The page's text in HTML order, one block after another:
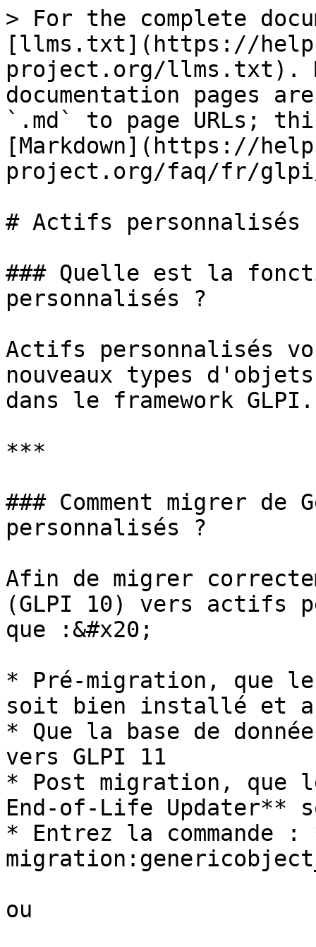
> For the complete
[llms.txt](https://
project.org/llms.txt).
documentation pages
`.md` to page URLs;
[Markdown](https://
project.org/faq/fr/
# Actifs personnalisés
### Quelle est la
personnalisés ?
Actifs personnalisés
nouveaux types
dans le framework GLPI.
***
### Comment migrer
personnalisés ?
Afin de migrer
(GLPI 10) vers actifs
que :&#x20;
* Pré-migration, que
soit bien installé et
* Que la base de
vers GLPI 11
* Post migration, que
End-of-Life
* Entrez la commande
ou